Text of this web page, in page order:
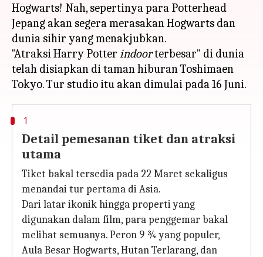
Hogwarts! Nah, sepertinya para Potterhead
Jepang akan segera merasakan Hogwarts dan
dunia sihir yang menakjubkan.
"Atraksi Harry Potter indoorterbesar" di dunia
telah disiapkan di taman hiburan Toshimaen
1
Detail pemesanan tiket dan atraksi
utama
Tiket bakal tersedia pada 22 Maret sekaligus
menandai tur pertama di Asia.
Dari latar ikonik hingga properti yang
digunakan dalam film, para penggemar bakal
melihat semuanya. Peron 9 ¾ yang populer,
Aula Besar Hogwarts, Hutan Terlarang, dan